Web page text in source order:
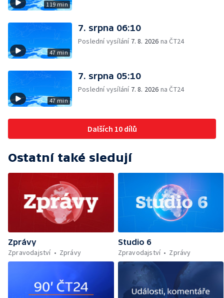
119 min
47 min
7. srpna 06:10
Poslední vysílání 7. 8. 2026 na ČT24
47 min
7. srpna 05:10
Poslední vysílání 7. 8. 2026 na ČT24
Dalších 10 dílů
Ostatní také sledují
Zprávy
Zpravodajství
Zprávy
Studio 6
Zpravodajství
Zprávy